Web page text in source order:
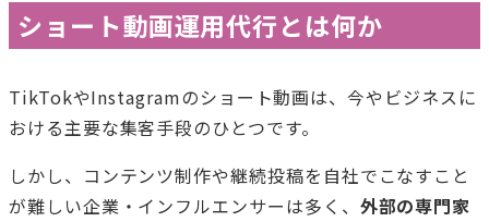
ショート動画運用代行とは何か
TikTokやInstagramのショート動画は、今やビジネスに
おける主要な集客手段のひとつです。
しかし、コンテンツ制作や継続投稿を自社でこなすこと
が難しい企業・インフルエンサーは多く、 外部の専門家